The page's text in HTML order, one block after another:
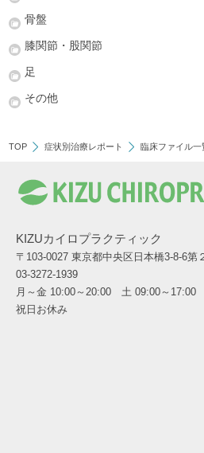
骨盤
膝関節・股関節
足
その他
TOP 症状別治療レポート 臨床ファイル一
KIZUカイロプラクティック
〒103-0027 東京都中央区日本橋3-8-6第
03-3272-1939
月～金 10:00～20:00 土 09:00～17:00
祝日お休み